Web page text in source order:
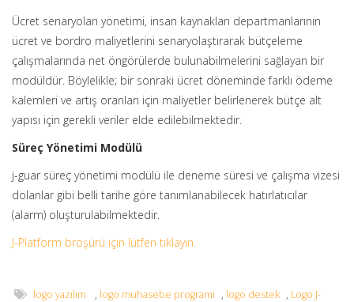
Ücret senaryoları yönetimi, insan kaynakları departmanlarının
ücret ve bordro maliyetlerini senaryolaştırarak bütçeleme
çalışmalarında net öngörülerde bulunabilmelerini sağlayan bir
modüldür. Böylelikle; bir sonraki ücret döneminde farklı ödeme
kalemleri ve artış oranları için maliyetler belirlenerek bütçe alt
yapısı için gerekli veriler elde edilebilmektedir.
Süreç Yönetimi Modülü
j-guar süreç yönetimi modülü ile deneme süresi ve çalışma vizesi
dolanlar gibi belli tarihe göre tanımlanabilecek hatırlatıcılar
(alarm) oluşturulabilmektedir.
J-Platform broşürü için lütfen tıklayın.
logo yazılım , logo muhasebe programı , logo destek , Logo J-